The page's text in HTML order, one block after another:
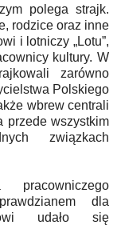
polega strajk.
rodzice oraz inne
i lotniczy „Lotu”,
kultury. W
zarówno
Polskiego
wbrew centrali
przede wszystkim
związkach
dla
udało się